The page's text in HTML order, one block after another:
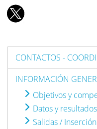
CONTACTOS -
INFORMACIÓN
Objetivos y
Datos y resultados
Salidas /